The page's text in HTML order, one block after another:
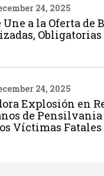
24, 2025
Une a la Oferta de
24, 2025
Explosión en
de Pensilvania
Víctimas Fatales